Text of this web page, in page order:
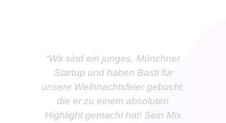
“Wir sind ein junges, Münchner
Startup und haben Basti für
unsere Weihnachtsfeier gebucht,
die er zu einem absoluten
Highlight gemacht hat! Sein Mix